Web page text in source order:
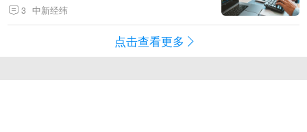
3 中新经纬
点击查看更多